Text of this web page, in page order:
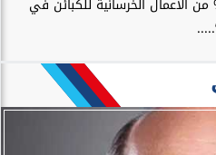
90% من الأعمال الخرسانية للكبائن في